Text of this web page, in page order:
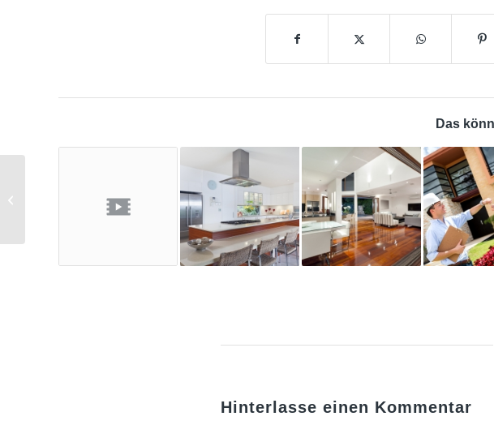
Das
Hinterlasse einen Kommentar